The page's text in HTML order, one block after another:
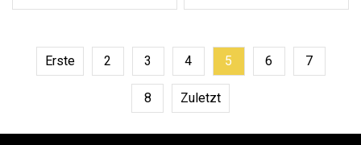
Erste 2 3 4 5 6 7
8 Zuletzt